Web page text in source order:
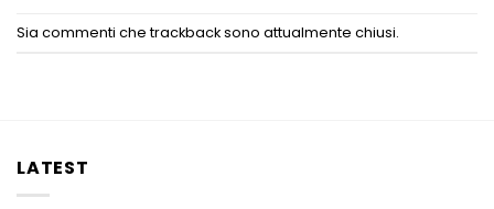
Sia commenti che trackback sono attualmente chiusi.
LATEST